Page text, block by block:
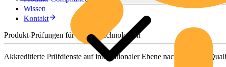
Wissen
Kontakt
Produkt-Prüfungen für smarte Technologien
Akkreditierte Prüfdienste auf internationaler Ebene nach höchsten